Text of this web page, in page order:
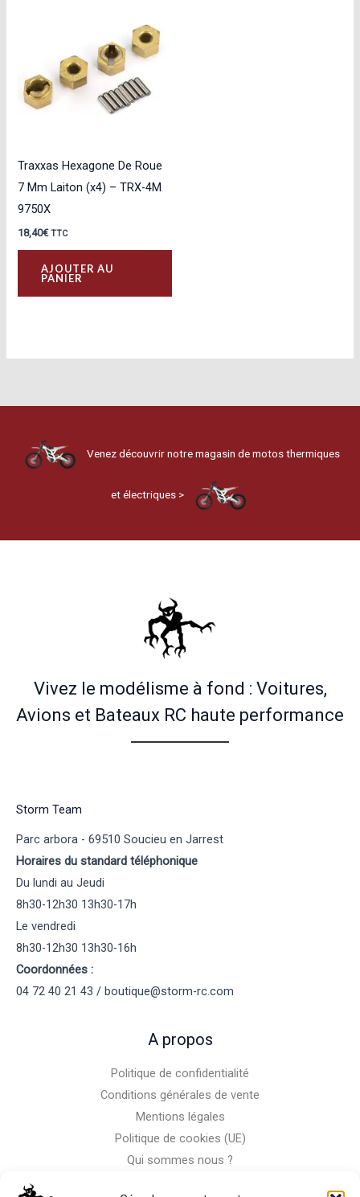
Traxxas Hexagone De Roue
7 Mm Laiton (x4) – TRX-4M
9750X
18,40€ TTC
AJOUTER AU
PANIER
Venez découvrir notre magasin de motos thermiques
et électriques >
Vivez le modélisme à fond : Voitures,
Avions et Bateaux RC haute performance
Storm Team
Parc arbora - 69510 Soucieu en Jarrest
Horaires du standard téléphonique
Du lundi au Jeudi
8h30-12h30 13h30-17h
Le vendredi
8h30-12h30 13h30-16h
Coordonnées :
04 72 40 21 43 / boutique@storm-rc.com
A propos
Politique de confidentialité
Conditions générales de vente
Mentions légales
Politique de cookies (UE)
Qui sommes nous ?